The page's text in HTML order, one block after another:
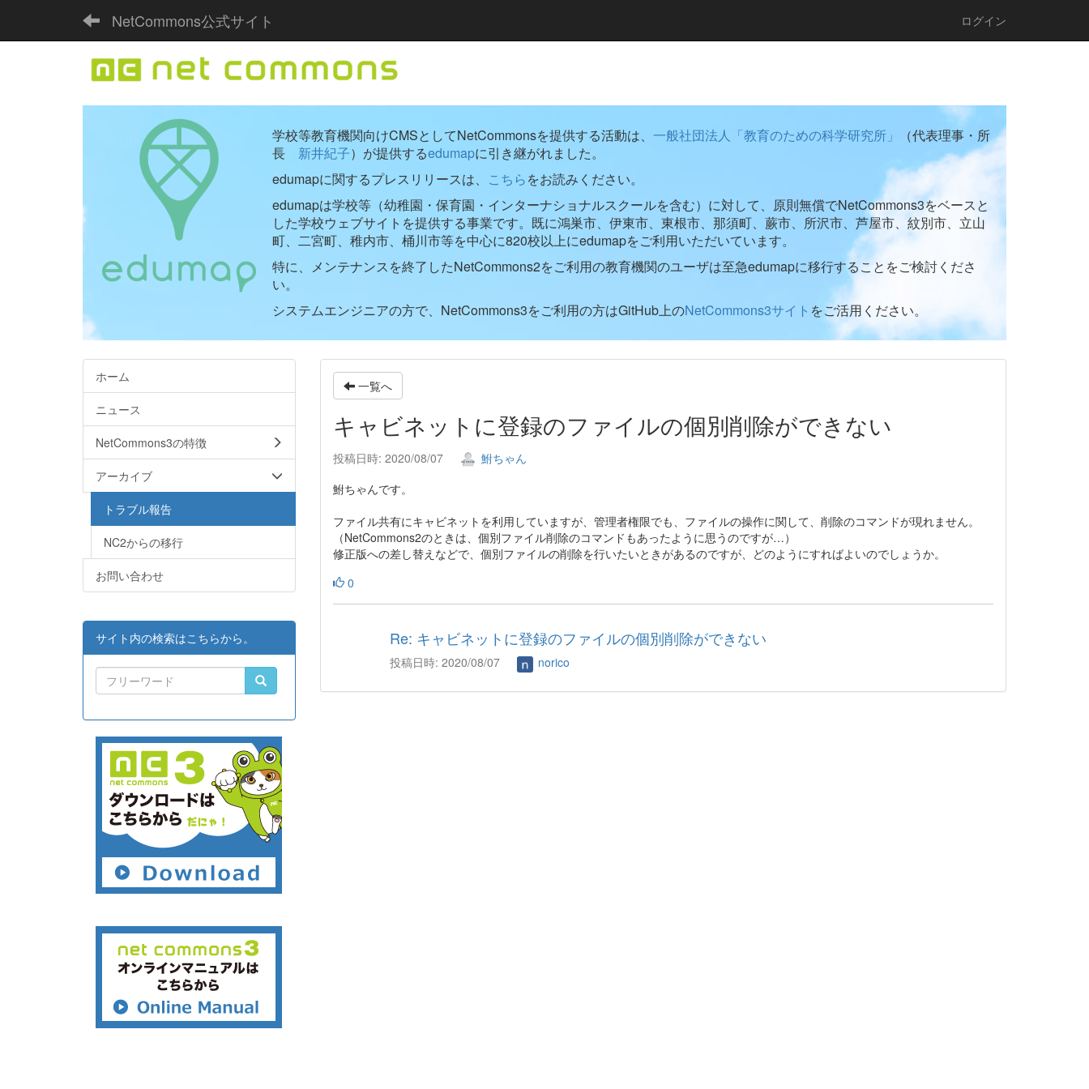
NetCommons公式サイト ログイン
学校等教育機関向けCMSとしてNetCommonsを提供する活動は、 一般社団法人「教育のための科学研究所」
（代表理事・所
長 新井紀子）が提供するedumapに引き継がれました。
edumapに関するプレスリリースは、 こちらをお読みください。
edumapは学校等（幼稚園・保育園・インターナショナルスクールを含む）に対して、原則無償でNetCommons3をベースと
した学校ウェブサイトを提供する事業です。既に鴻巣市、伊東市、東根市、那須町、蕨市、所沢市、芦屋市、紋別市、立山
町、二宮町、稚内市、桶川市等を中心に820校以上にedumapをご利用いただいています。
特に、メンテナンスを終了したNetCommons2をご利用の教育機関のユーザは至急edumapに移行することをご検討くださ
い。
システムエンジニアの方で、NetCommons3をご利用の方はGitHub上のNetCommons3サイト をご活用ください。
一覧へ
キャビネットに登録のファイルの個別削除ができない
投稿日時: 2020/08/07
鮒ちゃん
鮒ちゃんです。
ファイル共有にキャビネットを利用していますが、管理者権限でも、ファイルの操作に関して、削除のコマンドが現れません。
（NetCommons2のときは、個別ファイル削除のコマンドもあったように思うのですが…）
修正版への差し替えなどで、個別ファイルの削除を行いたいときがあるのですが、どのようにすればよいのでしょうか。
0
Re: キャビネットに登録のファイルの個別削除ができない
投稿日時: 2020/08/07 norico
ホーム
ニュース
NetCommons3の特徴
アーカイブ
トラブル報告
NC2からの移行
お問い合わせ
サイト内の検索はこちらから。